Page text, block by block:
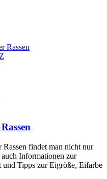
Rassen
findet man nicht nur
Informationen zur
Tipps zur Eigröße, Eifarbe